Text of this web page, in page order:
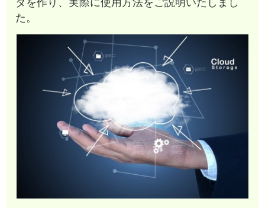
ダを作り、実際に使用方法をご説明いたしまし
た。